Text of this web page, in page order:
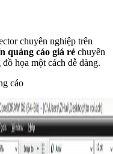
chuyên nghiệp trên
quảng cáo giá rẻ chuyên
họa một cách dễ dàng.
cáo